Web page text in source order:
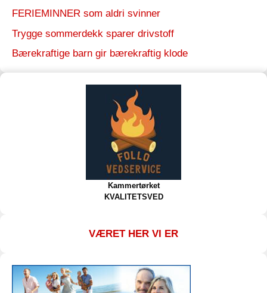
FERIEMINNER som aldri svinner
Trygge sommerdekk sparer drivstoff
Bærekraftige barn gir bærekraftig klode
Kammertørket
KVALITETSVED
VÆRET HER VI ER